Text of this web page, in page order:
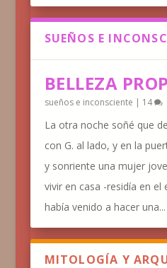
SUEÑOS E
BELLEZA
sueños e inconsciente | 14
La otra noche soñé que
con G. al lado, y en la
y sonriente una mujer
vivir en casa -residía en
había venido a hacer una...
MITOLOGÍA Y